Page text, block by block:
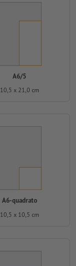
A6/5
10,5 x 21,0 cm
A6-quadrato
10,5 x 10,5 cm